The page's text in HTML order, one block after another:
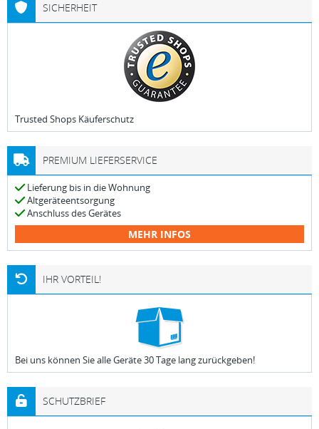
SICHERHEIT
Trusted Shops Käuferschutz
PREMIUM LIEFERSERVICE
Lieferung bis in die Wohnung
Altgeräteentsorgung
Anschluss des Gerätes
MEHR INFOS
IHR VORTEIL!
Bei uns können Sie alle Geräte 30 Tage lang zurückgeben!
SCHUTZBRIEF